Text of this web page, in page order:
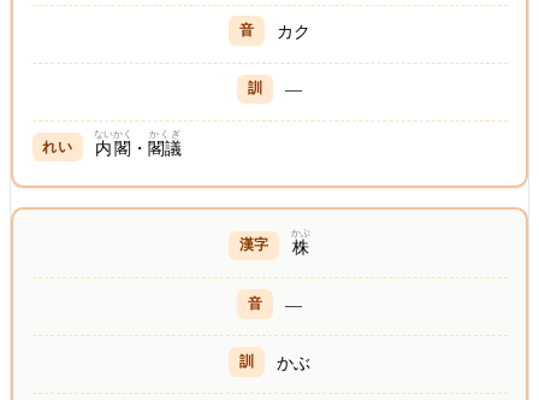
カク
—
内閣
ないかく
・ 閣議
かくぎ
株
かぶ
—
かぶ